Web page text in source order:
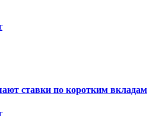
ставки по коротким вкладам